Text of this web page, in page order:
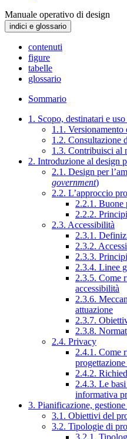
Manuale operativo di design
indici e glossario
contenuti
figure
tabelle
glossario
Sommario
1. Scopo, destinatari e
1.1. Versionamento
1.2. Consultazione
1.3. Contribuisci al
2. Introduzione al design
2.1. Design per
government)
2.2. L’approccio
2.2.1. Buone
2.2.2. Principi
2.3. Accessibilità
2.3.1.
2.3.2.
2.3.3.
2.3.4. Linee
2.3.5. Come
accessibilità
2.3.6.
attuazione
2.3.7.
2.3.8.
2.4. Privacy
2.4.1. Come
2.4.2.
2.4.3. Le
informativa
3. Pianificazione, gestione
3.1. Obiettivi del
3.2. Tipologie di
3.2.1.